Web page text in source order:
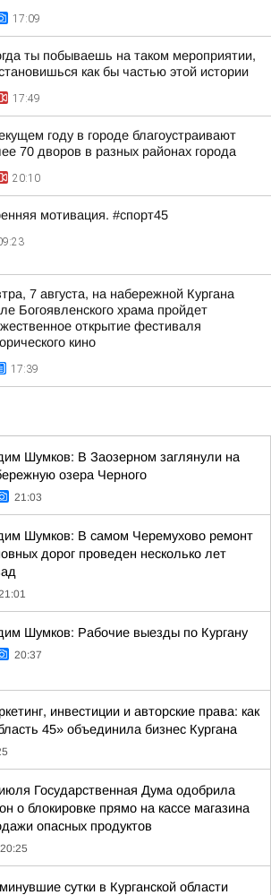
17:09
ты побываешь на таком мероприятии,
как бы частью этой истории
17:49
году в городе благоустраивают
70 дворов в разных районах города
20:10
мотивация. #спорт45
7 августа, на набережной Кургана
Богоявленского храма пройдет
открытие фестиваля
кино
17:39
Шумков: В Заозерном заглянули на
озера Черного
21:03
Шумков: В самом Черемухово ремонт
дорог проведен несколько лет
Шумков: Рабочие выезды по Кургану
20:37
инвестиции и авторские права: как
45» объединила бизнес Кургана
Государственная Дума одобрила
о блокировке прямо на кассе магазина
опасных продуктов
20:25
сутки в Курганской области